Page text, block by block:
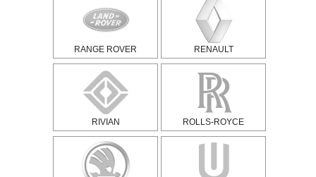
RANGE ROVER RENAULT
RIVIAN ROLLS-ROYCE